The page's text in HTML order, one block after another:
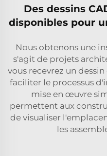
Des dessins
disponibles pour
Nous obtenons une
s'agit de projets
vous recevrez un
faciliter le processus
mise en œuvre
permettent aux
de visualiser
les